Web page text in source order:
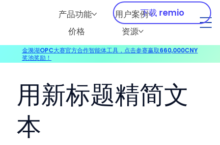
产品功能
用户案例
价格
资源
下载 remio
用新标题精简文
本
金漪湖OPC大赛官方合作智能体工具，点击参赛赢取660,000CNY
奖池奖励！